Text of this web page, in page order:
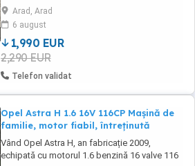
Arad, Arad
6 august
1,990 EUR
2,290 EUR
Telefon validat
Opel Astra H 1.6 16V 116CP Mașină de
familie, motor fiabil, întreținută
Vând Opel Astra H, an fabricație 2009,
echipată cu motorul 1.6 benzină 16 valve 116